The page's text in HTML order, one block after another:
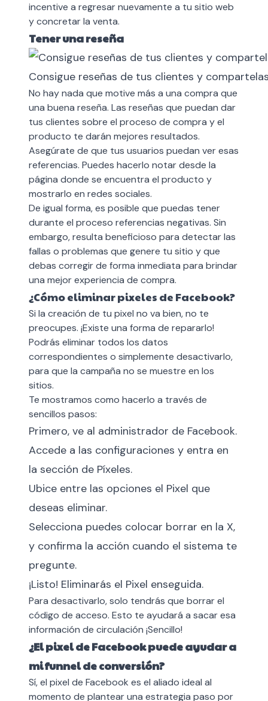
incentive a regresar nuevamente a tu sitio web
y concretar la venta.
Tener una reseña
Consigue reseñas de tus clientes y
No hay nada que motive más a una compra que
una buena reseña. Las reseñas que puedan dar
tus clientes sobre el proceso de compra y el
producto te darán mejores resultados.
Asegúrate de que tus usuarios puedan ver esas
referencias. Puedes hacerlo notar desde la
página donde se encuentra el producto y
mostrarlo en redes sociales.
De igual forma, es posible que puedas tener
durante el proceso referencias negativas. Sin
embargo, resulta beneficioso para detectar las
fallas o problemas que genere tu sitio y que
debas corregir de forma inmediata para brindar
una mejor experiencia de compra.
¿Cómo eliminar pixeles de Facebook?
Si la creación de tu pixel no va bien, no te
preocupes. ¡Existe una forma de repararlo!
Podrás eliminar todos los datos
correspondientes o simplemente desactivarlo,
para que la campaña no se muestre en los
sitios.
Te mostramos como hacerlo a través de
sencillos pasos:
Primero, ve al administrador de Facebook.
Accede a las configuraciones y entra en
la sección de Píxeles.
Ubice entre las opciones el Pixel que
deseas eliminar.
Selecciona puedes colocar borrar en la X,
y confirma la acción cuando el sistema te
pregunte.
¡Listo! Eliminarás el Pixel enseguida.
Para desactivarlo, solo tendrás que borrar el
código de acceso. Esto te ayudará a sacar esa
información de circulación ¡Sencillo!
¿El pixel de Facebook puede ayudar a
mi funnel de conversión?
Sí, el pixel de Facebook es el aliado ideal al
momento de plantear una estrategia paso por